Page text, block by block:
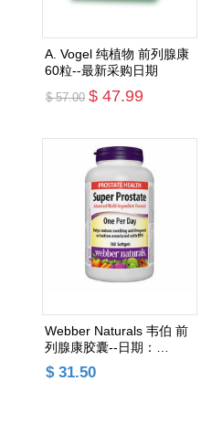
A. Vogel 纯植物 前列腺康
60粒--最新采购日期
$ 57.00 $ 47.99
添加购物车
Webber Naturals 韦伯 前
列腺康胶囊--日期：
2027.07
$ 31.50